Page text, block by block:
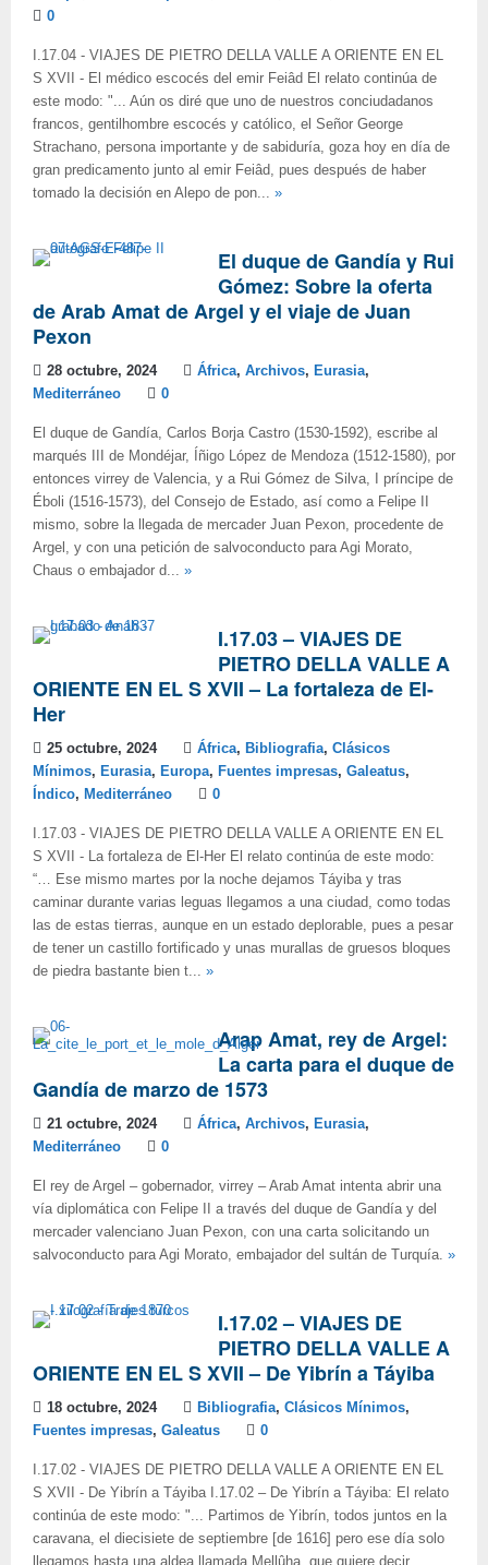
0
I.17.04 - VIAJES DE PIETRO DELLA VALLE A ORIENTE EN EL
S XVII - El médico escocés del emir Feiâd El relato continúa de
este modo: "... Aún os diré que uno de nuestros conciudadanos
francos, gentilhombre escocés y católico, el Señor George
Strachano, persona importante y de sabiduría, goza hoy en día de
gran predicamento junto al emir Feiâd, pues después de haber
tomado la decisión en Alepo de pon... »
El duque de Gandía y Rui
Gómez: Sobre la oferta
de Arab Amat de Argel y el viaje de Juan
Pexon
28 octubre, 2024 África, Archivos, Eurasia,
Mediterráneo
0
El duque de Gandía, Carlos Borja Castro (1530-1592), escribe al
marqués III de Mondéjar, Íñigo López de Mendoza (1512-1580), por
entonces virrey de Valencia, y a Rui Gómez de Silva, I príncipe de
Éboli (1516-1573), del Consejo de Estado, así como a Felipe II
mismo, sobre la llegada de mercader Juan Pexon, procedente de
Argel, y con una petición de salvoconducto para Agi Morato,
Chaus o embajador d... »
I.17.03 – VIAJES DE
PIETRO DELLA VALLE A
ORIENTE EN EL S XVII – La fortaleza de El-
Her
25 octubre, 2024 África, Bibliografia, Clásicos
Mínimos, Eurasia, Europa, Fuentes impresas, Galeatus,
Índico, Mediterráneo 0
I.17.03 - VIAJES DE PIETRO DELLA VALLE A ORIENTE EN EL
S XVII - La fortaleza de El-Her El relato continúa de este modo:
“… Ese mismo martes por la noche dejamos Táyiba y tras
caminar durante varias leguas llegamos a una ciudad, como todas
las de estas tierras, aunque en un estado deplorable, pues a pesar
de tener un castillo fortificado y unas murallas de gruesos bloques
de piedra bastante bien t... »
Arap Amat, rey de Argel:
La carta para el duque de
Gandía de marzo de 1573
21 octubre, 2024 África, Archivos, Eurasia,
Mediterráneo
0
El rey de Argel – gobernador, virrey – Arab Amat intenta abrir una
vía diplomática con Felipe II a través del duque de Gandía y del
mercader valenciano Juan Pexon, con una carta solicitando un
salvoconducto para Agi Morato, embajador del sultán de Turquía. »
I.17.02 – VIAJES DE
PIETRO DELLA VALLE A
ORIENTE EN EL S XVII – De Yibrín a Táyiba
18 octubre, 2024 Bibliografia, Clásicos Mínimos,
Fuentes impresas, Galeatus 0
I.17.02 - VIAJES DE PIETRO DELLA VALLE A ORIENTE EN EL
S XVII - De Yibrín a Táyiba I.17.02 – De Yibrín a Táyiba: El relato
continúa de este modo: "... Partimos de Yibrín, todos juntos en la
caravana, el diecisiete de septiembre [de 1616] pero ese día solo
llegamos hasta una aldea llamada Mellûha, que quiere decir